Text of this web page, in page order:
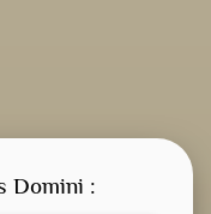
Domini :